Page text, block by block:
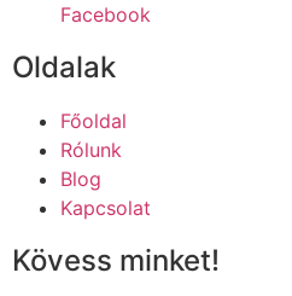
Facebook
Oldalak
Főoldal
Rólunk
Blog
Kapcsolat
Kövess minket!